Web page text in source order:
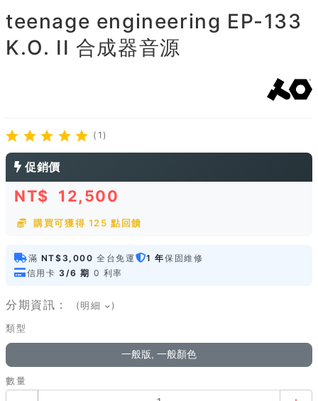
teenage engineering EP-133
K.O. II 合成器音源
(1)
促銷價
NT$ 12,500
購買可獲得 125 點回饋
滿 NT$3,000 全台免運 1 年保固維修
信用卡 3/6 期 0 利率
分期資訊： (明細 )
類型
一般版, 一般顏色
數量